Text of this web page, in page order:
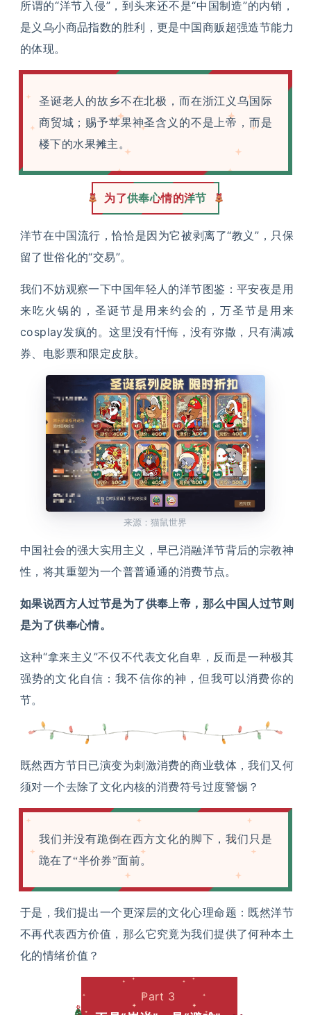
所谓的“洋节入侵”，到头来还不是“中国制造”的内销，
是义乌小商品指数的胜利，更是中国商贩超强造节能力
的体现。
圣诞老人的故乡不在北极，而在浙江义乌国际
商贸城；赐予苹果神圣含义的不是上帝，而是
楼下的水果摊主。
为了供奉心情的洋节
洋节在中国流行，恰恰是因为它被剥离了“教义”，只保
留了世俗化的“交易”。
我们不妨观察一下中国年轻人的洋节图鉴：平安夜是用
来吃火锅的，圣诞节是用来约会的，万圣节是用来
cosplay发疯的。这里没有忏悔，没有弥撒，只有满减
券、电影票和限定皮肤。
来源：猫鼠世界
中国社会的强大实用主义，早已消融洋节背后的宗教神
性，将其重塑为一个普普通通的消费节点。
如果说西方人过节是为了供奉上帝，那么中国人过节则
是为了供奉心情。
这种“拿来主义”不仅不代表文化自卑，反而是一种极其
强势的文化自信：我不信你的神，但我可以消费你的
节。
既然西方节日已演变为刺激消费的商业载体，我们又何
须对一个去除了文化内核的消费符号过度警惕？
我们并没有跪倒在西方文化的脚下，我们只是
跪在了“半价券”面前。
于是，我们提出一个更深层的文化心理命题：既然洋节
不再代表西方价值，那么它究竟为我们提供了何种本土
化的情绪价值？
Part 3